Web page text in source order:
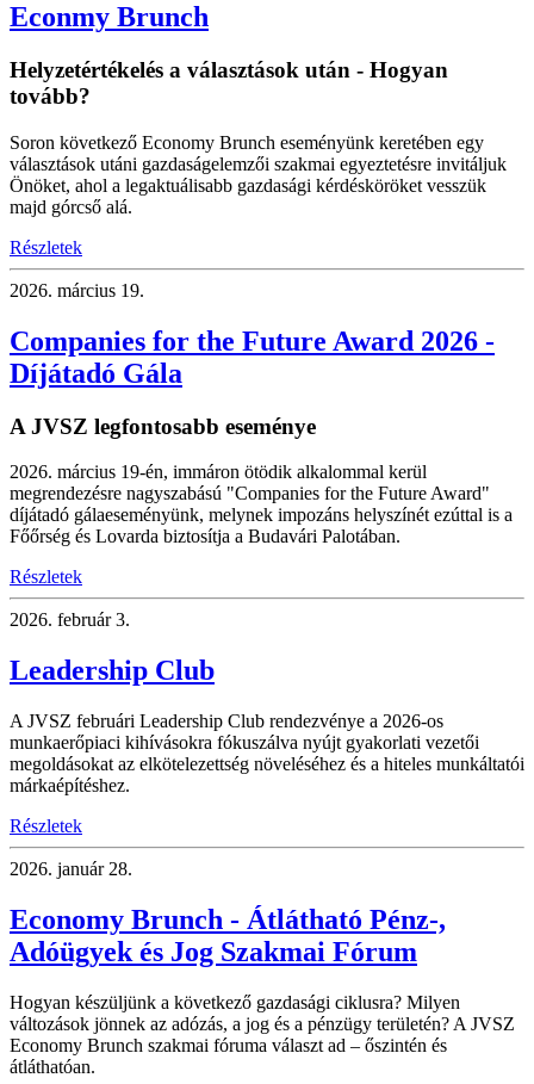
Econmy Brunch
Helyzetértékelés a választások után - Hogyan
tovább?
Soron következő Economy Brunch eseményünk keretében egy
választások utáni gazdaságelemzői szakmai egyeztetésre invitáljuk
Önöket, ahol a legaktuálisabb gazdasági kérdésköröket vesszük
majd górcső alá.
Részletek
2026. március 19.
Companies for the Future Award 2026 -
Díjátadó Gála
A JVSZ legfontosabb eseménye
2026. március 19-én, immáron ötödik alkalommal kerül
megrendezésre nagyszabású "Companies for the Future Award"
díjátadó gálaeseményünk, melynek impozáns helyszínét ezúttal is a
Főőrség és Lovarda biztosítja a Budavári Palotában.
Részletek
2026. február 3.
Leadership Club
A JVSZ februári Leadership Club rendezvénye a 2026-os
munkaerőpiaci kihívásokra fókuszálva nyújt gyakorlati vezetői
megoldásokat az elkötelezettség növeléséhez és a hiteles munkáltatói
márkaépítéshez.
Részletek
2026. január 28.
Economy Brunch - Átlátható Pénz-,
Adóügyek és Jog Szakmai Fórum
Hogyan készüljünk a következő gazdasági ciklusra? Milyen
változások jönnek az adózás, a jog és a pénzügy területén? A JVSZ
Economy Brunch szakmai fóruma választ ad – őszintén és
átláthatóan.